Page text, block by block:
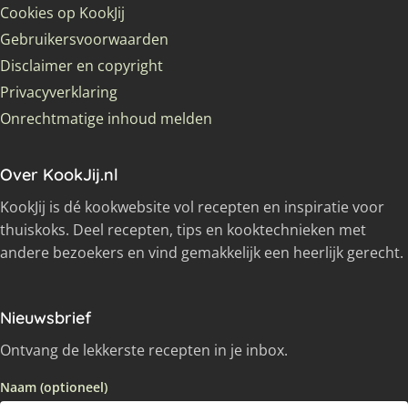
Cookies op KookJij
Gebruikersvoorwaarden
Disclaimer en copyright
Privacyverklaring
Onrechtmatige inhoud melden
Over KookJij.nl
KookJij is dé kookwebsite vol recepten en inspiratie voor
thuiskoks. Deel recepten, tips en kooktechnieken met
andere bezoekers en vind gemakkelijk een heerlijk gerecht.
Nieuwsbrief
Ontvang de lekkerste recepten in je inbox.
Naam (optioneel)